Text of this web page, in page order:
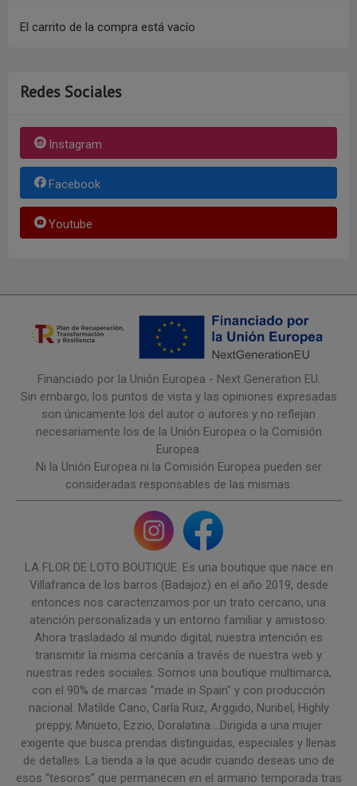
El carrito de la compra está vacío
Redes Sociales
Instagram
Facebook
Youtube
Financiado por la Unión Europea - Next Generation EU.
Sin embargo, los puntos de vista y las opiniones expresadas
son únicamente los del autor o autores y no reflejan
necesariamente los de la Unión Europea o la Comisión
Europea.
Ni la Unión Europea ni la Comisión Europea pueden ser
consideradas responsables de las mismas.
LA FLOR DE LOTO BOUTIQUE. Es una boutique que nace en
Villafranca de los barros (Badajoz) en el año 2019, desde
entonces nos caracterizamos por un trato cercano, una
atención personalizada y un entorno familiar y amistoso.
Ahora trasladado al mundo digital, nuestra intención es
transmitir la misma cercanía a través de nuestra web y
nuestras redes sociales. Somos una boutique multimarca,
con el 90% de marcas "made in Spain" y con producción
nacional. Matilde Cano, Carla Ruiz, Arggido, Nuribel, Highly
preppy, Minueto, Ezzio, Doralatina....Dirigida a una mujer
exigente que busca prendas distinguidas, especiales y llenas
de detalles. La tienda a la que acudir cuando deseas uno de
esos “tesoros” que permanecen en el armario temporada tras